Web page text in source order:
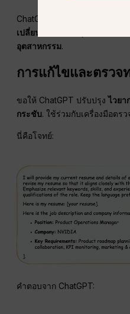
ChatGPT สามารถสร้างรูปแบ
เปลี่ยนแปลงอาชีพ, การเลื่อนต
อุตสาหกรรม.
การแก้ไขและตรวจ
ขอให้ ChatGPT ปรับปรุงไวย
กระชับ. ใช้ร่วมกับเครื่องมือตร
นี่คือโจทย์:
คำตอบจาก ChatGPT: